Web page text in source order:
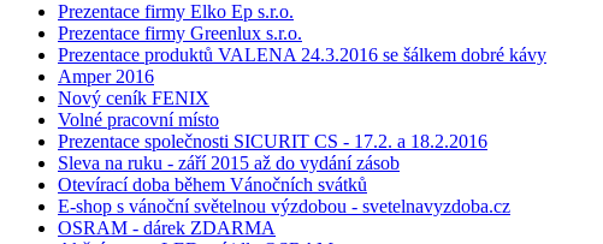
Prezentace firmy Elko Ep s.r.o.
Prezentace firmy Greenlux s.r.o.
Prezentace produktů VALENA 24.3.2016 se šálkem dobré kávy
Amper 2016
Nový ceník FENIX
Volné pracovní místo
Prezentace společnosti SICURIT CS - 17.2. a 18.2.2016
Sleva na ruku - září 2015 až do vydání zásob
Otevírací doba během Vánočních svátků
E-shop s vánoční světelnou výzdobou - svetelnavyzdoba.cz
OSRAM - dárek ZDARMA